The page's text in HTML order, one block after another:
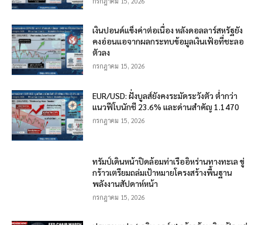
เงินปอนด์แข็งค่าต่อเนื่อง หลังดอลลาร์สหรัฐยัง
คงอ่อนแอจากผลกระทบข้อมูลเงินเฟ้อที่ชะลอ
ตัวลง
กรกฎาคม 15, 2026
EUR/USD: ฝั่งบูลส์ยังคงระมัดระวังตัว ต่ำกว่า
แนวฟีโบนักชี 23.6% และด่านสำคัญ 1.1470
กรกฎาคม 15, 2026
ทรัมป์เดินหน้าปิดล้อมท่าเรืออิหร่านทางทะเล ขู่
กร้าวเตรียมถล่มเป้าหมายโครงสร้างพื้นฐาน
พลังงานสัปดาห์หน้า
กรกฎาคม 15, 2026